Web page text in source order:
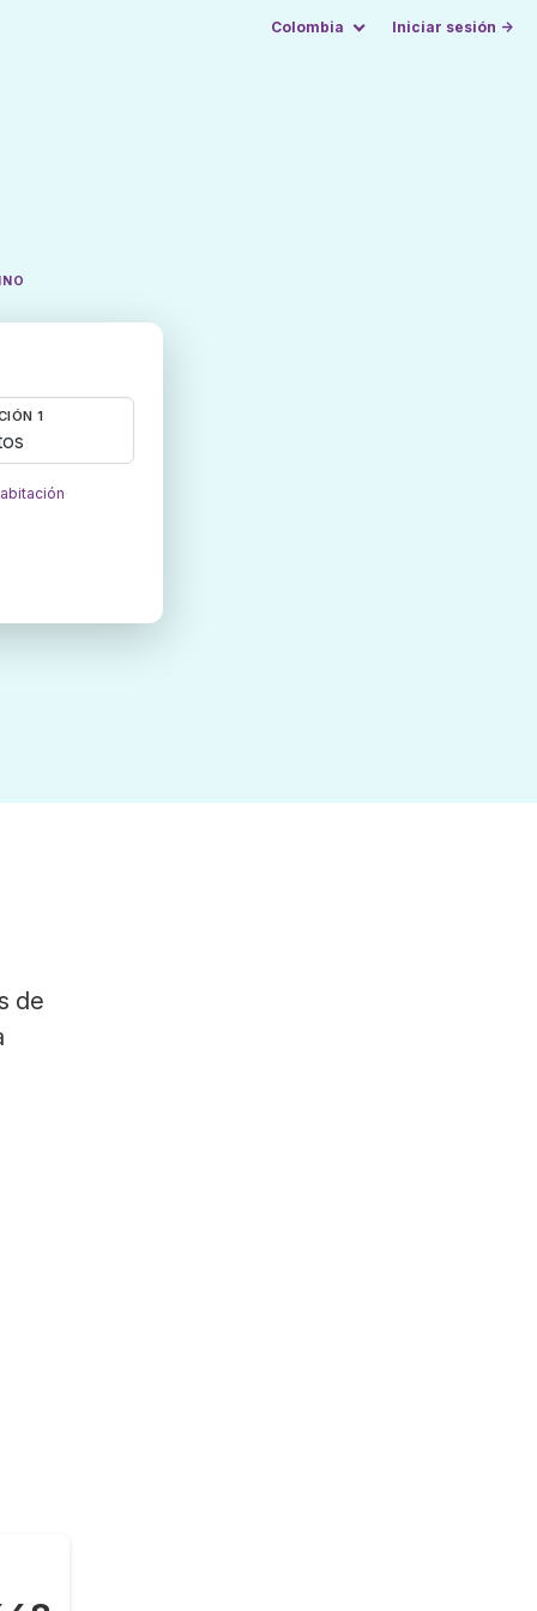
Colombia Iniciar sesión →
1
de